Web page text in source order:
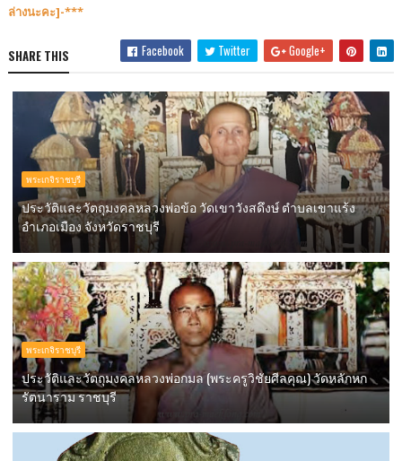
ล่างนะคะ]-***
SHARE THIS Facebook Twitter Google+
พระเกจิราชบุรี
ประวัติและวัตถุมงคลหลวงพ่อข้อ วัดเขาวังสดึงษ์ ตำบลเขาแร้ง
อำเภอเมือง จังหวัดราชบุรี
พระเกจิราชบุรี
ประวัติและวัตถุมงคลหลวงพ่อกมล (พระครูวิชัยศีลคุณ) วัดหลักหก
รัตนาราม ราชบุรี